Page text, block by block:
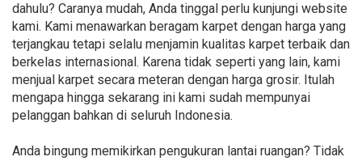
dahulu? Caranya mudah, Anda tinggal perlu kunjungi website
kami. Kami menawarkan beragam karpet dengan harga yang
terjangkau tetapi selalu menjamin kualitas karpet terbaik dan
berkelas internasional. Karena tidak seperti yang lain, kami
menjual karpet secara meteran dengan harga grosir. Itulah
mengapa hingga sekarang ini kami sudah mempunyai
pelanggan bahkan di seluruh Indonesia.
Anda bingung memikirkan pengukuran lantai ruangan? Tidak